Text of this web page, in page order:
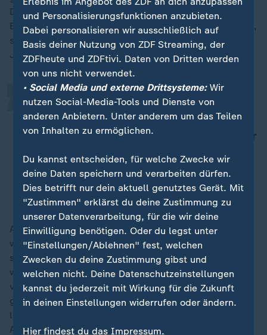
Deutschland im Rahmen eines
Bundesaufnahmeprogramms Zuflucht gewähren wollte,
sei zu bürokratisch, kritisiert Ruttig, der mehr als 13
Jahre in Afghanistan gelebt hat.
Der Vorwurf, er schleuse Islamisten
ein, ist ein frontales
Misstrauensvotum gegen den Teil der
deutschen Zivilgesellschaft, der in
Afghanistan gearbeitet hat.
„
Thomas Ruttig, Afghanistan-Experte
Auch aus derLinksparteiund aus Hilfsorganisationen
wird der Bundesregierung vorgeworfen,
schutzbedürftige Menschen zu verraten. Zusagen
würden reihenweise zurückgenommen, Verfahren
verzögert, Antragsteller über Monate im Unklaren
gelassen. Dazu kommt, dass Innenministerin Faeser
laut einem ARD-Bericht plant, die Finanzierung des
Aufnahmeprogramms um 90 Prozent zu kürzen.
und Personalisierungsfunktionen anzubieten.
Dabei personalisieren wir ausschließlich auf
Basis deiner Nutzung von ZDF Streaming, der
ZDFheute und ZDFtivi. Daten von Dritten werden
von uns nicht verwendet.
• Social Media und externe Drittsysteme:Wir
nutzen Social-Media-Tools und Dienste von
anderen Anbietern. Unter anderem um das Teilen
von Inhalten zu ermöglichen.
Du kannst entscheiden, für welche Zwecke wir
deine Daten speichern und verarbeiten dürfen.
Dies betrifft nur dein aktuell genutztes Gerät. Mit
"Zustimmen" erklärst du deine Zustimmung zu
unserer Datenverarbeitung, für die wir deine
Einwilligung benötigen. Oder du legst unter
"Einstellungen/Ablehnen" fest, welchen
Zwecken du deine Zustimmung gibst und
welchen nicht. Deine Datenschutzeinstellungen
kannst du jederzeit mit Wirkung für die Zukunft
in deinen Einstellungen widerrufen oder ändern.
Hier findest du das Impressum.